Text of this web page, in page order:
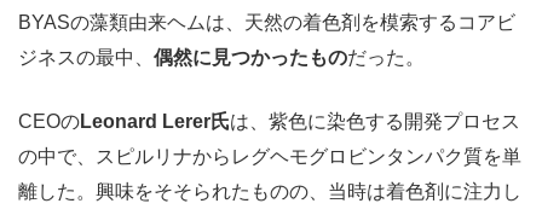
BYASの藻類由来ヘムは、天然の着色剤を模索するコアビ
ジネスの最中、 偶然に見つかったものだった。
CEOのLeonard Lerer氏は、紫色に染色する開発プロセス
の中で、スピルリナからレグヘモグロビンタンパク質を単
離した。興味をそそられたものの、当時は着色剤に注力し